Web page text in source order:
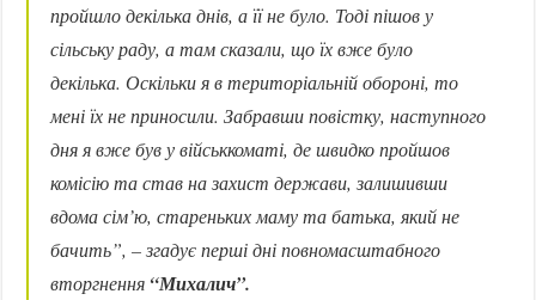
пройшло декілька днів, а її не було. Тоді пішов у
сільську раду, а там сказали, що їх вже було
декілька. Оскільки я в територіальній обороні, то
мені їх не приносили. Забравши повістку, наступного
дня я вже був у військкоматі, де швидко пройшов
комісію та став на захист держави, залишивши
вдома сім’ю, стареньких маму та батька, який не
бачить”, – згадує перші дні повномасштабного
вторгнення “Михалич”.